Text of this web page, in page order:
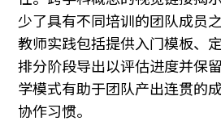
少了具有不同培训的团队成员
教师实践包括提供入门模板、
排分阶段导出以评估进度并保
学模式有助于团队产出连贯的
协作习惯。